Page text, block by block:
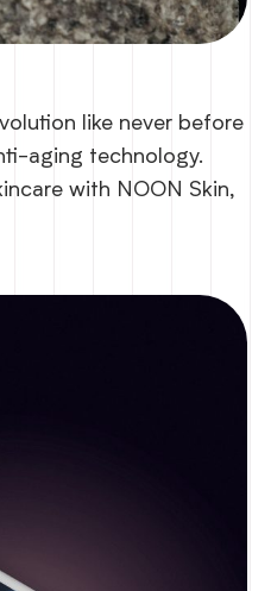
like never before
aging technology.
with NOON Skin,